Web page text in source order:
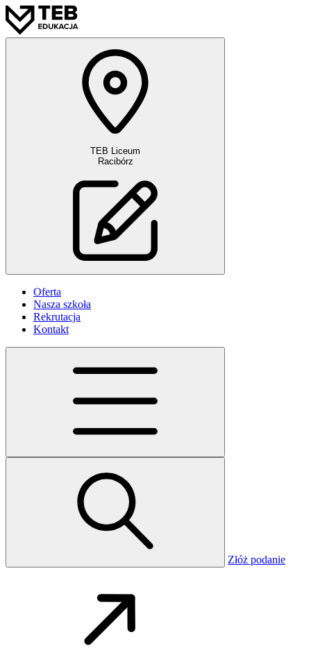
TEB Liceum
Racibórz
Oferta
Nasza szkoła
Rekrutacja
Kontakt
Złóż podanie